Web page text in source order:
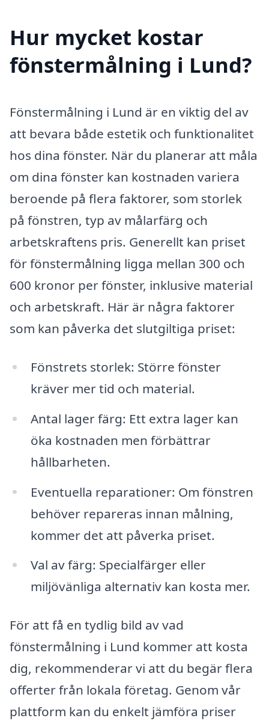
Hur mycket kostar
fönstermålning i Lund?
Fönstermålning i Lund är en viktig del av
att bevara både estetik och funktionalitet
hos dina fönster. När du planerar att måla
om dina fönster kan kostnaden variera
beroende på flera faktorer, som storlek
på fönstren, typ av målarfärg och
arbetskraftens pris. Generellt kan priset
för fönstermålning ligga mellan 300 och
600 kronor per fönster, inklusive material
och arbetskraft. Här är några faktorer
som kan påverka det slutgiltiga priset:
Fönstrets storlek: Större fönster
kräver mer tid och material.
Antal lager färg: Ett extra lager kan
öka kostnaden men förbättrar
hållbarheten.
Eventuella reparationer: Om fönstren
behöver repareras innan målning,
kommer det att påverka priset.
Val av färg: Specialfärger eller
miljövänliga alternativ kan kosta mer.
För att få en tydlig bild av vad
fönstermålning i Lund kommer att kosta
dig, rekommenderar vi att du begär flera
offerter från lokala företag. Genom vår
plattform kan du enkelt jämföra priser